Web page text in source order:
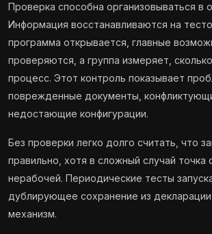
Проверка способна организовываться в
Информация восстанавливаются на
программа открывается, главные
проверяются, а группа измеряет,
процесс. Этот контроль показывает
поврежденные документы,
недостающие конфигурации.
Без проверки легко долго считать, что
правильно, хотя в сложный случай точка
нерабочей. Периодические тесты
дублирующее сохранение из декларации
механизм.